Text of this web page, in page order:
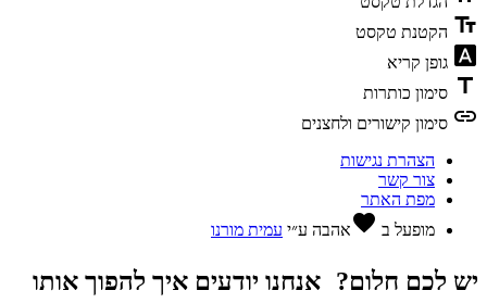
text_fields הקטנת טקסט
font_download גופן קריא
title סימון כותרות
link סימון קישורים ולחצנים
הצהרת נגישות
צור קשר
מפת האתר
מופעל ב favoriteאהבה ע״י עמית מורנו
יש לכם חלום? אנחנו יודעים איך להפוך אותו